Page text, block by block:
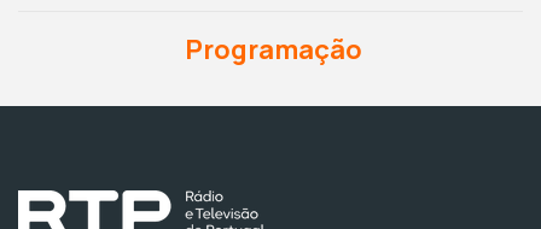
Programação